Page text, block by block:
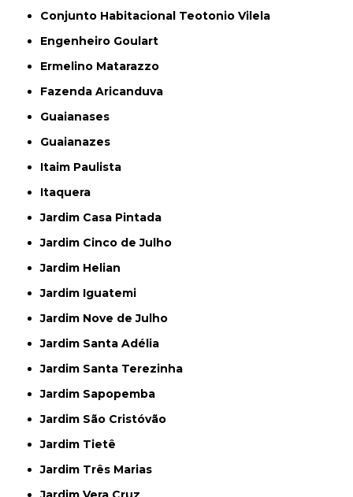
Conjunto Habitacional Teotonio Vilela
Engenheiro Goulart
Ermelino Matarazzo
Fazenda Aricanduva
Guaianases
Guaianazes
Itaim Paulista
Itaquera
Jardim Casa Pintada
Jardim Cinco de Julho
Jardim Helian
Jardim Iguatemi
Jardim Nove de Julho
Jardim Santa Adélia
Jardim Santa Terezinha
Jardim Sapopemba
Jardim São Cristóvão
Jardim Tietê
Jardim Três Marias